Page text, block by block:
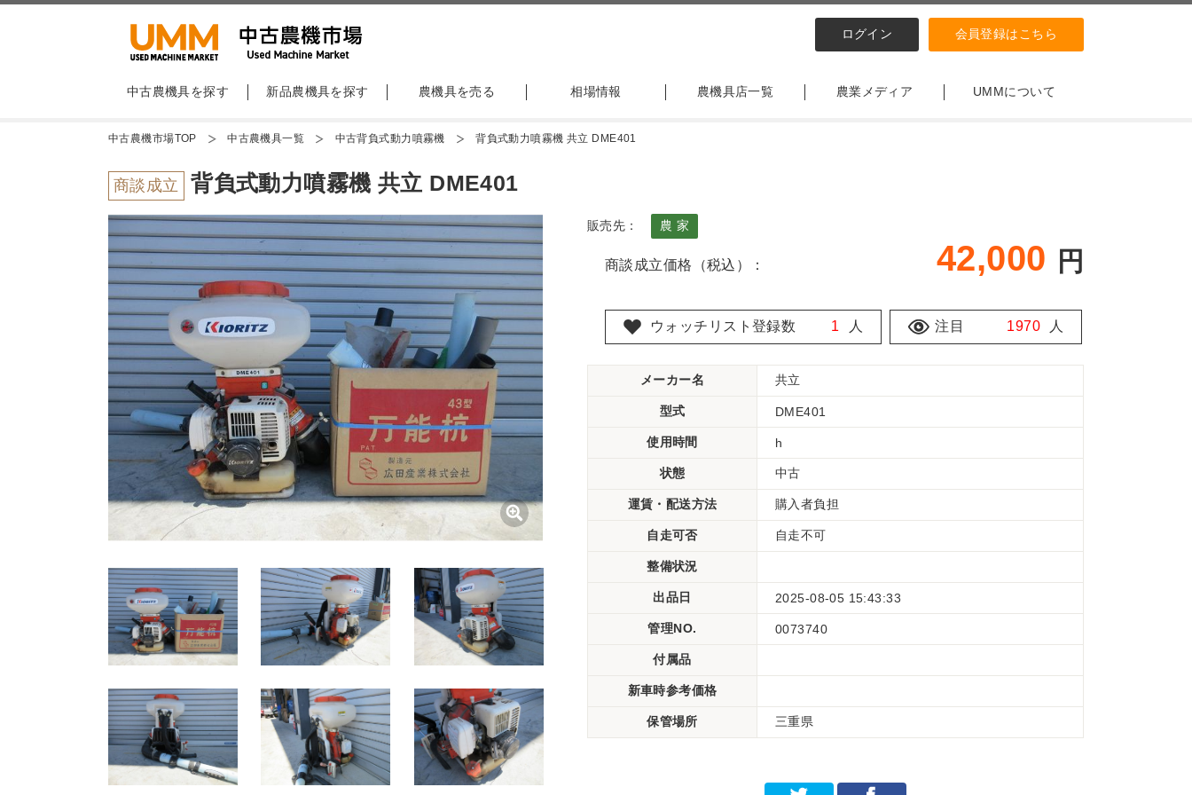
ログイン 会員登録はこちら
中古農機具を探す 新品農機具を探す 農機具を売る 相場情報 農機具店一覧 農業メディア UMMについて
中古農機市場TOP 中古農機具一覧 中古背負式動力噴霧機 背負式動力噴霧機 共立 DME401
商談成立 背負式動力噴霧機 共立 DME401
販売先： 農 家
商談成立価格（税込）： 42,000 円
ウォッチリスト登録数 1 人 注目 1970 人
メーカー名 共立
型式 DME401
使用時間 h
状態 中古
運賃・配送方法 購入者負担
自走可否 自走不可
整備状況
出品日 2025-08-05 15:43:33
管理NO. 0073740
付属品
新車時参考価格
保管場所 三重県